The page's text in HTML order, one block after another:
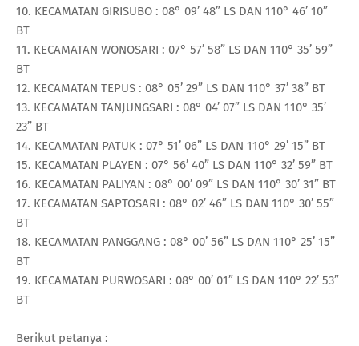
10. KECAMATAN GIRISUBO : 08° 09’ 48” LS DAN 110° 46’ 10”
BT
11. KECAMATAN WONOSARI : 07° 57’ 58” LS DAN 110° 35’ 59”
BT
12. KECAMATAN TEPUS : 08° 05’ 29” LS DAN 110° 37’ 38” BT
13. KECAMATAN TANJUNGSARI : 08° 04’ 07” LS DAN 110° 35’
23” BT
14. KECAMATAN PATUK : 07° 51’ 06” LS DAN 110° 29’ 15” BT
15. KECAMATAN PLAYEN : 07° 56’ 40” LS DAN 110° 32’ 59” BT
16. KECAMATAN PALIYAN : 08° 00’ 09” LS DAN 110° 30’ 31” BT
17. KECAMATAN SAPTOSARI : 08° 02’ 46” LS DAN 110° 30’ 55”
BT
18. KECAMATAN PANGGANG : 08° 00’ 56” LS DAN 110° 25’ 15”
BT
19. KECAMATAN PURWOSARI : 08° 00’ 01” LS DAN 110° 22’ 53”
BT
Berikut petanya :